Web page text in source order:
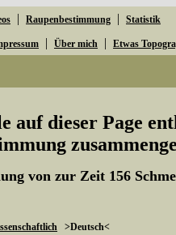
| Raupenbestimmung | Statistik
| Über mich | Etwas
auf dieser Page
von zur Zeit 156
>Deutsch<